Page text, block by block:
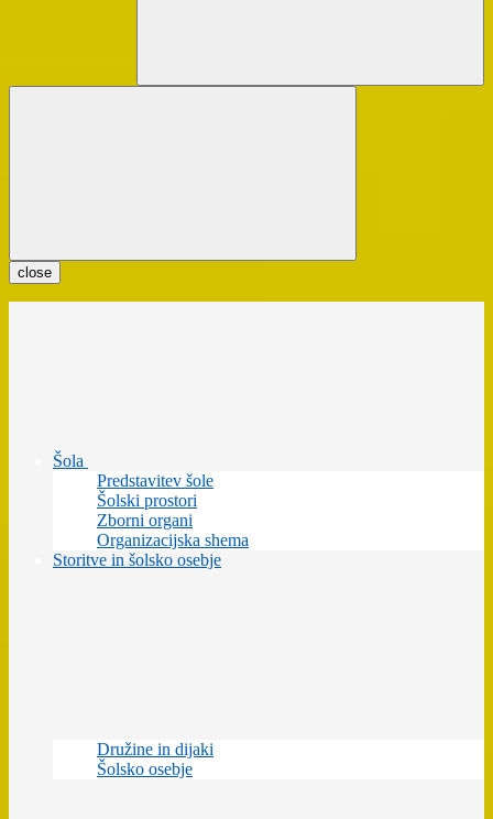
close
Šola
Predstavitev šole
Šolski prostori
Zborni organi
Organizacijska shema
Storitve in šolsko osebje
Družine in dijaki
Šolsko osebje